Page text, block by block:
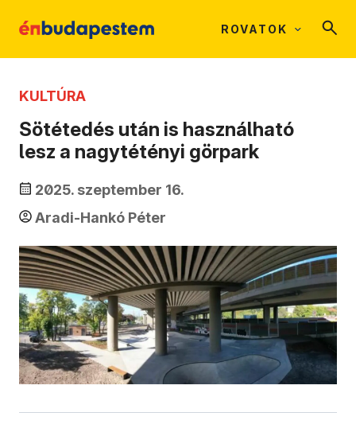
ROVATOK
KULTÚRA
Sötétedés után is használható
lesz a nagytétényi görpark
2025. szeptember 16.
Aradi-Hankó Péter